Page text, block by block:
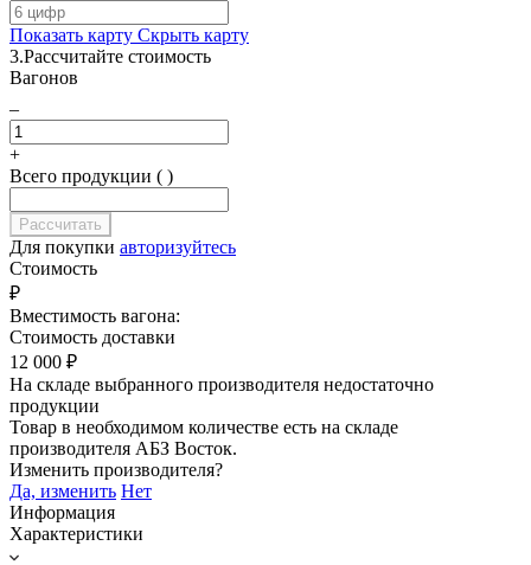
Показать карту Скрыть карту
3.Рассчитайте стоимость
Вагонов
–
+
Всего продукции ( )
Для покупки авторизуйтесь
Стоимость
₽
Вместимость вагона:
Стоимость доставки
12 000 ₽
На складе выбранного производителя недостаточно
продукции
Товар в необходимом количестве есть на складе
производителя АБЗ Восток.
Изменить производителя?
Да, изменить Нет
Информация
Характеристики